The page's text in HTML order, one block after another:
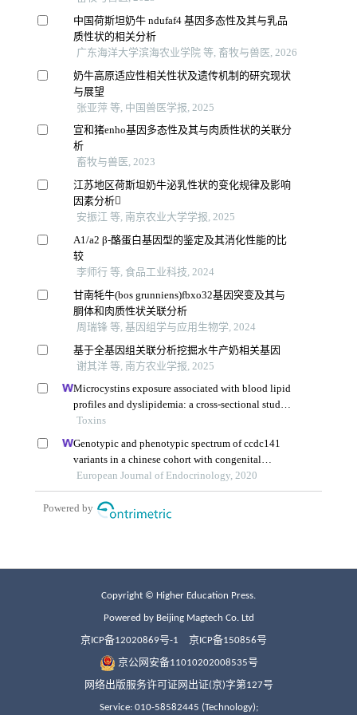
Copyright © Higher Education Press.
Powered by Beijing Magtech Co. Ltd
京ICP备12020869号-1 京ICP备150856号
京公网安备11010202008535号
网络出版服务许可证网出证(京)字第127号
Service: 010-58582445 (Technology);